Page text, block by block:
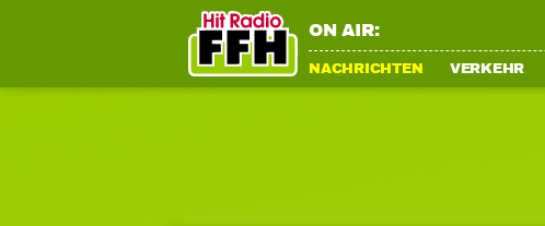
ON AIR:
NACHRICHTEN VERKEHR